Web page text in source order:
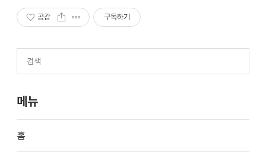
공감 구독하기
메뉴
홈